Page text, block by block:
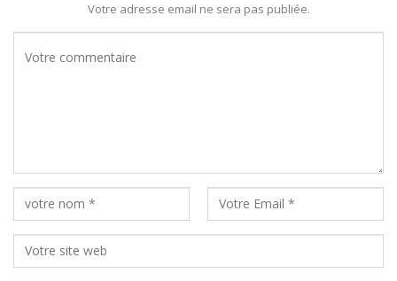
Votre adresse email ne sera pas publiée.